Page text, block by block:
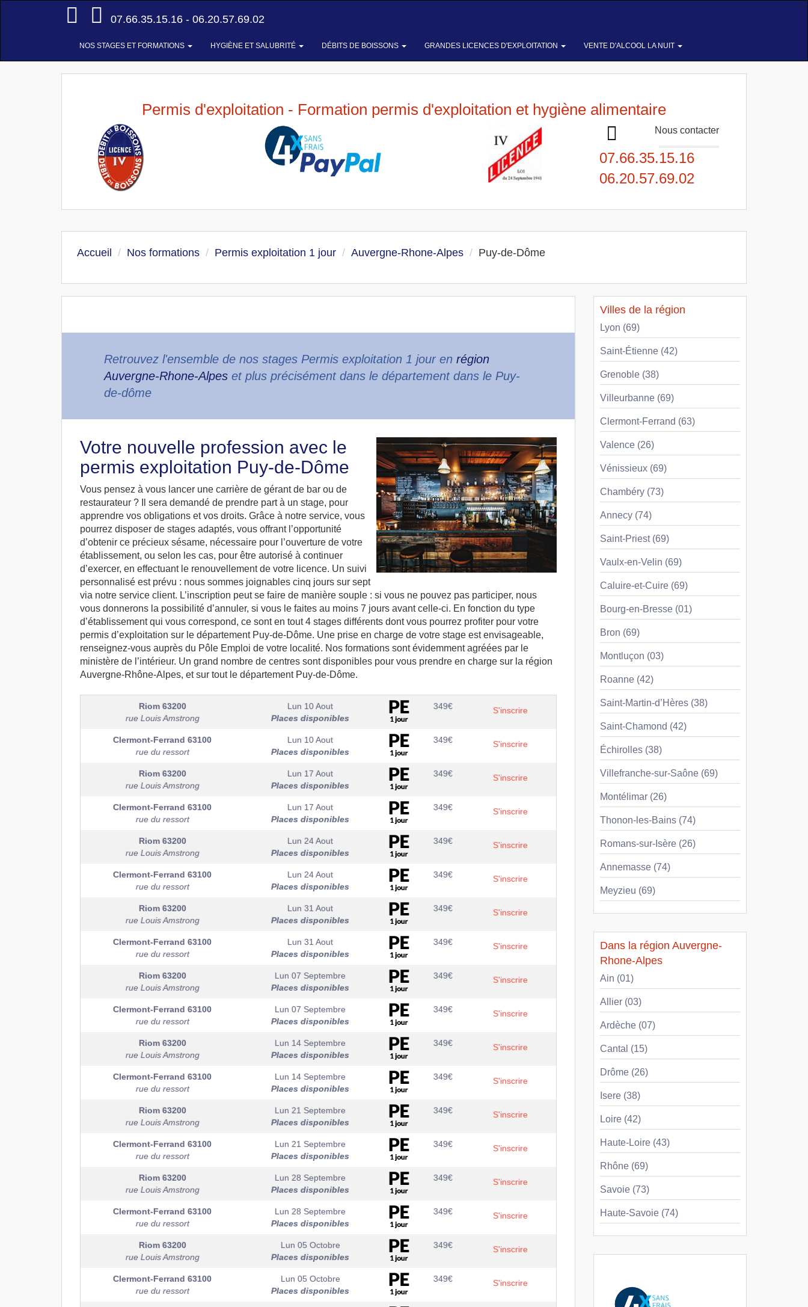
Accueil
07.66.35.15.16 - 06.20.57.69.02
NOS STAGES ET FORMATIONS HYGIÈNE ET SALUBRITÉ DÉBITS DE BOISSONS GRANDES LICENCES D'EXPLOITATION VENTE D'ALCOOL LA NUIT
Permis d'exploitation - Formation permis d'exploitation et hygiène alimentaire
Nous contacter
07.66.35.15.16
06.20.57.69.02
Accueil Nos formations Permis exploitation 1 jour Auvergne-Rhone-Alpes Puy-de-Dôme
Retrouvez l'ensemble de nos stages Permis exploitation 1 jour en région
Auvergne-Rhone-Alpes et plus précisément dans le département dans le Puy-
de-dôme
Votre nouvelle profession avec le
permis exploitation Puy-de-Dôme
Vous pensez à vous lancer une carrière de gérant de bar ou de
restaurateur ? Il sera demandé de prendre part à un stage, pour
apprendre vos obligations et vos droits. Grâce à notre service, vous
pourrez disposer de stages adaptés, vous offrant l’opportunité
d’obtenir ce précieux sésame, nécessaire pour l’ouverture de votre
établissement, ou selon les cas, pour être autorisé à continuer
d’exercer, en effectuant le renouvellement de votre licence. Un suivi
personnalisé est prévu : nous sommes joignables cinq jours sur sept
via notre service client. L’inscription peut se faire de manière souple : si vous ne pouvez pas participer, nous
vous donnerons la possibilité d’annuler, si vous le faites au moins 7 jours avant celle-ci. En fonction du type
d’établissement qui vous correspond, ce sont en tout 4 stages différents dont vous pourrez profiter pour votre
permis d’exploitation sur le département Puy-de-Dôme. Une prise en charge de votre stage est envisageable,
renseignez-vous auprès du Pôle Emploi de votre localité. Nos formations sont évidemment agréées par le
ministère de l’intérieur. Un grand nombre de centres sont disponibles pour vous prendre en charge sur la région
Auvergne-Rhône-Alpes, et sur tout le département Puy-de-Dôme.
Riom 63200
rue Louis Amstrong
Lun 10 Aout
Places disponibles
349€ S'inscrire
Clermont-Ferrand 63100
rue du ressort
Lun 10 Aout
Places disponibles
349€ S'inscrire
Riom 63200
rue Louis Amstrong
Lun 17 Aout
Places disponibles
349€ S'inscrire
Clermont-Ferrand 63100
rue du ressort
Lun 17 Aout
Places disponibles
349€ S'inscrire
Riom 63200
rue Louis Amstrong
Lun 24 Aout
Places disponibles
349€ S'inscrire
Clermont-Ferrand 63100
rue du ressort
Lun 24 Aout
Places disponibles
349€ S'inscrire
Riom 63200
rue Louis Amstrong
Lun 31 Aout
Places disponibles
349€ S'inscrire
Clermont-Ferrand 63100
rue du ressort
Lun 31 Aout
Places disponibles
349€ S'inscrire
Riom 63200
rue Louis Amstrong
Lun 07 Septembre
Places disponibles
349€ S'inscrire
Clermont-Ferrand 63100
rue du ressort
Lun 07 Septembre
Places disponibles
349€ S'inscrire
Riom 63200
rue Louis Amstrong
Lun 14 Septembre
Places disponibles
349€ S'inscrire
Clermont-Ferrand 63100
rue du ressort
Lun 14 Septembre
Places disponibles
349€ S'inscrire
Riom 63200
rue Louis Amstrong
Lun 21 Septembre
Places disponibles
349€ S'inscrire
Clermont-Ferrand 63100
rue du ressort
Lun 21 Septembre
Places disponibles
349€ S'inscrire
Riom 63200
rue Louis Amstrong
Lun 28 Septembre
Places disponibles
349€ S'inscrire
Clermont-Ferrand 63100
rue du ressort
Lun 28 Septembre
Places disponibles
349€ S'inscrire
Riom 63200
rue Louis Amstrong
Lun 05 Octobre
Places disponibles
349€ S'inscrire
Clermont-Ferrand 63100
rue du ressort
Lun 05 Octobre
Places disponibles
349€ S'inscrire
Villes de la région
Lyon (69)
Saint-Étienne (42)
Grenoble (38)
Villeurbanne (69)
Clermont-Ferrand (63)
Valence (26)
Vénissieux (69)
Chambéry (73)
Annecy (74)
Saint-Priest (69)
Vaulx-en-Velin (69)
Caluire-et-Cuire (69)
Bourg-en-Bresse (01)
Bron (69)
Montluçon (03)
Roanne (42)
Saint-Martin-d’Hères (38)
Saint-Chamond (42)
Échirolles (38)
Villefranche-sur-Saône (69)
Montélimar (26)
Thonon-les-Bains (74)
Romans-sur-Isère (26)
Annemasse (74)
Meyzieu (69)
Dans la région Auvergne-
Rhone-Alpes
Ain (01)
Allier (03)
Ardèche (07)
Cantal (15)
Drôme (26)
Isere (38)
Loire (42)
Haute-Loire (43)
Rhône (69)
Savoie (73)
Haute-Savoie (74)